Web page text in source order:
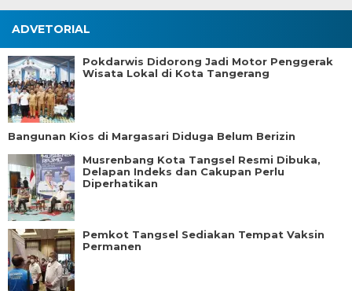
ADVETORIAL
Pokdarwis Didorong Jadi Motor Penggerak
Wisata Lokal di Kota Tangerang
Bangunan Kios di Margasari Diduga Belum Berizin
Musrenbang Kota Tangsel Resmi Dibuka,
Delapan Indeks dan Cakupan Perlu
Diperhatikan
Pemkot Tangsel Sediakan Tempat Vaksin
Permanen